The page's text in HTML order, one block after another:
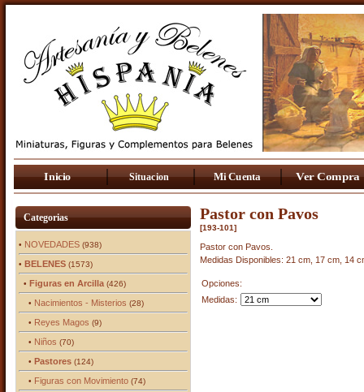
Categorias
• NOVEDADES(938)
• BELENES(1573)
• Figuras en Arcilla(426)
• Nacimientos - Misterios (28)
• Reyes Magos (9)
• Niños (70)
• Pastores(124)
• Figuras con Movimiento(74)
Pastor con Pavos
[193-101]
Pastor con Pavos.
Medidas Disponibles: 21 cm, 17 cm, 14
Opciones:
Medidas: